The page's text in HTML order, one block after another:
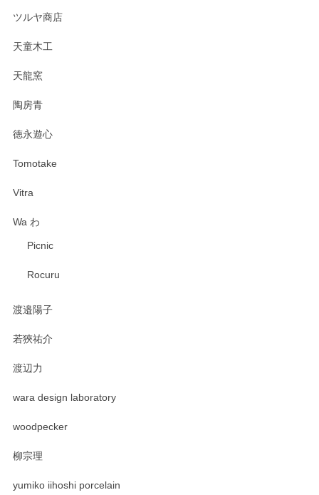
ツルヤ商店
天童木工
天龍窯
陶房青
徳永遊心
Tomotake
Vitra
Wa わ
Picnic
Rocuru
渡邉陽子
若狹祐介
渡辺力
wara design laboratory
woodpecker
柳宗理
yumiko iihoshi porcelain